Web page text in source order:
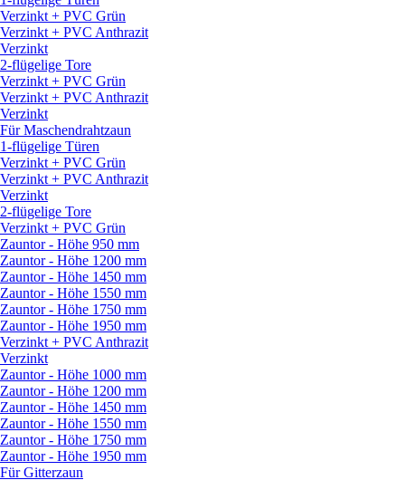
Verzinkt + PVC Grün
Verzinkt + PVC Anthrazit
Verzinkt
2-flügelige Tore
Verzinkt + PVC Grün
Verzinkt + PVC Anthrazit
Verzinkt
Für Maschendrahtzaun
1-flügelige Türen
Verzinkt + PVC Grün
Verzinkt + PVC Anthrazit
Verzinkt
2-flügelige Tore
Verzinkt + PVC Grün
Zauntor - Höhe 950 mm
Zauntor - Höhe 1200 mm
Zauntor - Höhe 1450 mm
Zauntor - Höhe 1550 mm
Zauntor - Höhe 1750 mm
Zauntor - Höhe 1950 mm
Verzinkt + PVC Anthrazit
Verzinkt
Zauntor - Höhe 1000 mm
Zauntor - Höhe 1200 mm
Zauntor - Höhe 1450 mm
Zauntor - Höhe 1550 mm
Zauntor - Höhe 1750 mm
Zauntor - Höhe 1950 mm
Für Gitterzaun